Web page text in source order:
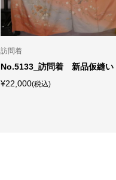
訪問着
No.5133_訪問着 新品仮縫い
¥22,000(税込)